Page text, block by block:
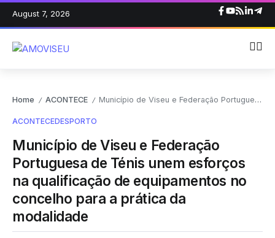
August 7, 2026
Home / ACONTECE / Município de Viseu e Federação Portuguesa de Ténis unem esforços na qualificação de equipamentos no concelho para a prática da modalidade
ACONTECEDESPORTO
Município de Viseu e Federação
Portuguesa de Ténis unem esforços
na qualificação de equipamentos no
concelho para a prática da
modalidade